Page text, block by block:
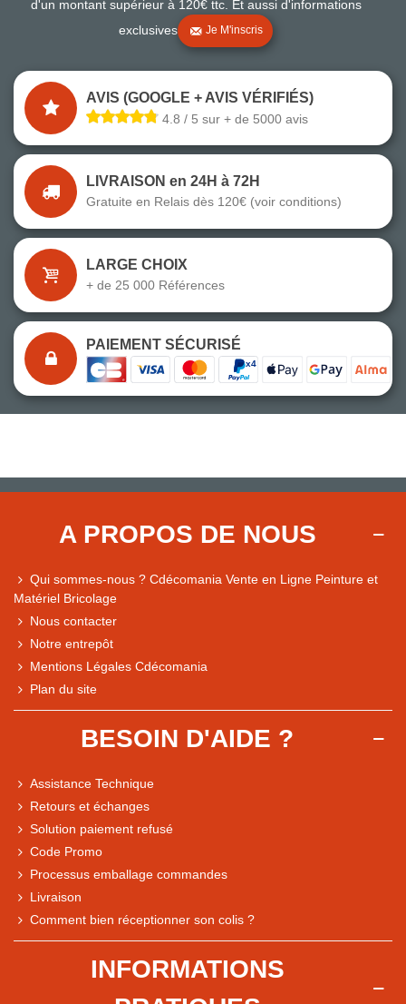
Comparaison des performances du magasin
d'un montant supérieur à 120€ ttc. Et aussi d'informations
exclusives
Je M'inscris
AVIS (GOOGLE + AVIS VÉRIFIÉS)
4.8 / 5 sur + de 5000 avis
LIVRAISON en 24H à 72H
Gratuite en Relais dès 120€ (voir conditions)
LARGE CHOIX
+ de 25 000 Références
PAIEMENT SÉCURISÉ
A PROPOS DE NOUS
Qui sommes-nous ? Cdécomania Vente en Ligne Peinture et
Matériel Bricolage
Nous contacter
Notre entrepôt
Mentions Légales Cdécomania
Plan du site
BESOIN D'AIDE ?
Assistance Technique
Retours et échanges
Solution paiement refusé
Code Promo
Processus emballage commandes
Livraison
Comment bien réceptionner son colis ?
INFORMATIONS